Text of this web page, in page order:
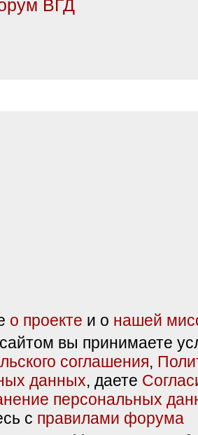
ВГД
о проекте и о нашей
вы принимаете
соглашения,
данных, даете
персональных
с правилами форума